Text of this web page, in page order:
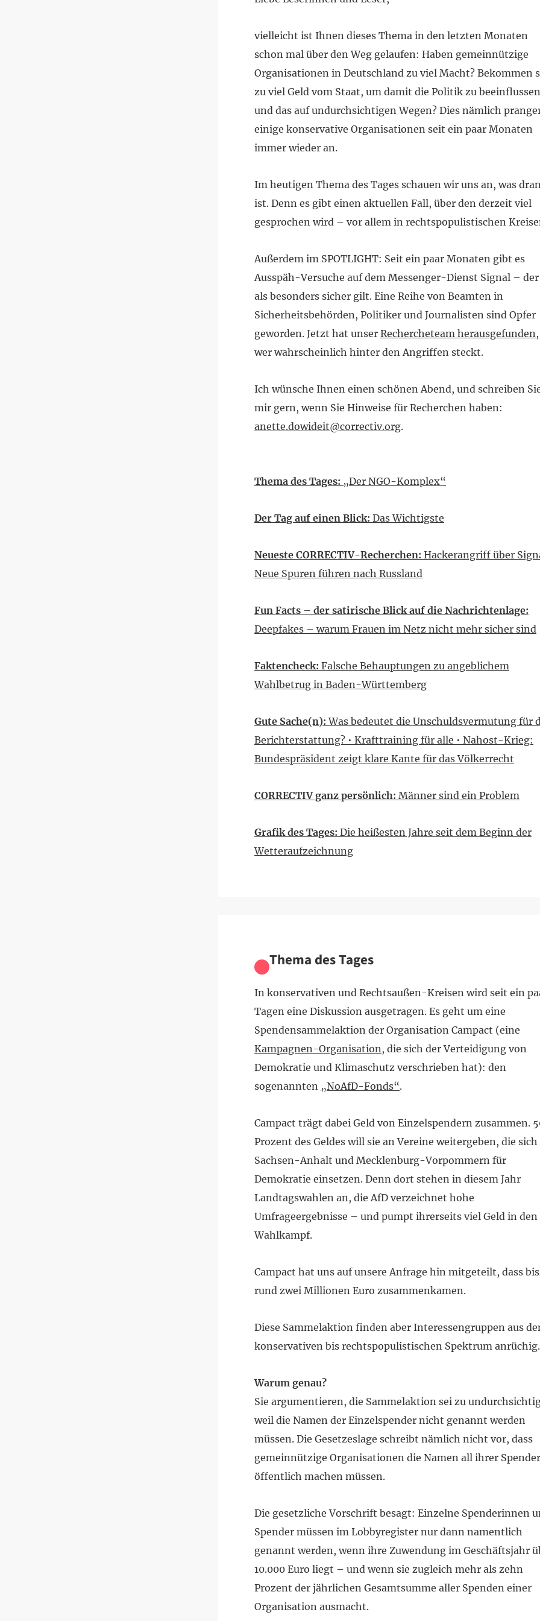
vielleicht ist Ihnen dieses Thema in den letzten Monaten
schon mal über den Weg gelaufen: Haben gemeinnützige
Organisationen in Deutschland zu viel Macht? Bekommen
zu viel Geld vom Staat, um damit die Politik zu
und das auf undurchsichtigen Wegen? Dies nämlich
einige konservative Organisationen seit ein paar Monaten
immer wieder an.
Im heutigen Thema des Tages schauen wir uns an, was
ist. Denn es gibt einen aktuellen Fall, über den derzeit viel
gesprochen wird – vor allem in rechtspopulistischen
Außerdem im SPOTLIGHT: Seit ein paar Monaten gibt es
Ausspäh-Versuche auf dem Messenger-Dienst Signal –
als besonders sicher gilt. Eine Reihe von Beamten in
Sicherheitsbehörden, Politiker und Journalisten sind Opfer
geworden. Jetzt hat unser Rechercheteam herausgefunden ,
wer wahrscheinlich hinter den Angriffen steckt.
Ich wünsche Ihnen einen schönen Abend, und schreiben
mir gern, wenn Sie Hinweise für Recherchen haben:
anette.dowideit@correctiv.org.
Thema des Tages: „Der NGO-Komplex“
Der Tag auf einen Blick: Das Wichtigste
Neueste CORRECTIV-Recherchen: Hackerangriff über
Neue Spuren führen nach Russland
Fun Facts – der satirische Blick auf die Nachrichtenlage:
Deepfakes – warum Frauen im Netz nicht mehr sicher sind
Faktencheck: Falsche Behauptungen zu angeblichem
Wahlbetrug in Baden-Württemberg
Gute Sache(n): Was bedeutet die Unschuldsvermutung für
Berichterstattung? • Krafttraining für alle • Nahost-Krieg:
Bundespräsident zeigt klare Kante für das Völkerrecht
CORRECTIV ganz persönlich: Männer sind ein Problem
Grafik des Tages: Die heißesten Jahre seit dem Beginn der
Wetteraufzeichnung
Thema des Tages
In konservativen und Rechtsaußen-Kreisen wird seit ein
Tagen eine Diskussion ausgetragen. Es geht um eine
Spendensammelaktion der Organisation Campact (eine
Kampagnen-Organisation , die sich der Verteidigung von
Demokratie und Klimaschutz verschrieben hat): den
sogenannten „NoAfD-Fonds“.
Campact trägt dabei Geld von Einzelspendern zusammen.
Prozent des Geldes will sie an Vereine weitergeben, die
Sachsen-Anhalt und Mecklenburg-Vorpommern für
Demokratie einsetzen. Denn dort stehen in diesem Jahr
Landtagswahlen an, die AfD verzeichnet hohe
Umfrageergebnisse – und pumpt ihrerseits viel Geld in den
Wahlkampf.
Campact hat uns auf unsere Anfrage hin mitgeteilt, dass
rund zwei Millionen Euro zusammenkamen.
Diese Sammelaktion finden aber Interessengruppen aus
konservativen bis rechtspopulistischen Spektrum
Warum genau?
Sie argumentieren, die Sammelaktion sei zu
weil die Namen der Einzelspender nicht genannt werden
müssen. Die Gesetzeslage schreibt nämlich nicht vor, dass
gemeinnützige Organisationen die Namen all ihrer Spender
öffentlich machen müssen.
Die gesetzliche Vorschrift besagt: Einzelne Spenderinnen
Spender müssen im Lobbyregister nur dann namentlich
genannt werden, wenn ihre Zuwendung im Geschäftsjahr
10.000 Euro liegt – und wenn sie zugleich mehr als zehn
Prozent der jährlichen Gesamtsumme aller Spenden einer
Organisation ausmacht.